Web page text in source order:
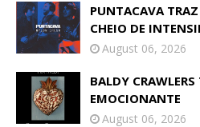
PUNTACAVA
CHEIO DE
August 06, 2026
BALDY
EMOCIONANTE
August 06, 2026